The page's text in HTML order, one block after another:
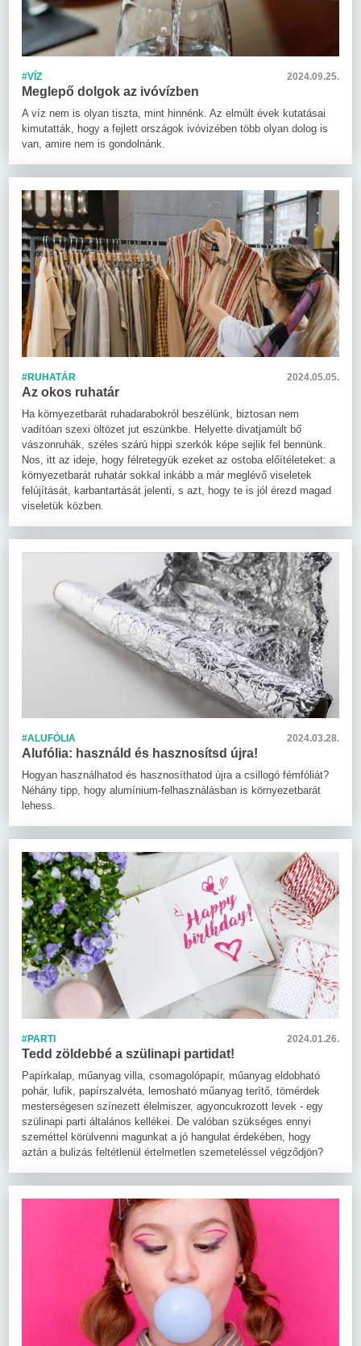
#VÍZ 2024.09.25.
Meglepő dolgok az ivóvízben
A víz nem is olyan tiszta, mint hinnénk. Az elmúlt évek kutatásai
kimutatták, hogy a fejlett országok ivóvizében több olyan dolog is
van, amire nem is gondolnánk.
#RUHATÁR 2024.05.05.
Az okos ruhatár
Ha környezetbarát ruhadarabokról beszélünk, biztosan nem
vadítóan szexi öltözet jut eszünkbe. Helyette divatjamúlt bő
vászonruhák, széles szárú hippi szerkók képe sejlik fel bennünk.
Nos, itt az ideje, hogy félretegyük ezeket az ostoba előítéleteket: a
környezetbarát ruhatár sokkal inkább a már meglévő viseletek
felújítását, karbantartását jelenti, s azt, hogy te is jól érezd magad
viseletük közben.
#ALUFÓLIA 2024.03.28.
Alufólia: használd és hasznosítsd újra!
Hogyan használhatod és hasznosíthatod újra a csillogó fémfóliát?
Néhány tipp, hogy alumínium-felhasználásban is környezetbarát
lehess.
#PARTI 2024.01.26.
Tedd zöldebbé a szülinapi partidat!
Papírkalap, műanyag villa, csomagolópapír, műanyag eldobható
pohár, lufik, papírszalvéta, lemosható műanyag terítő, tömérdek
mesterségesen színezett élelmiszer, agyoncukrozott levek - egy
szülinapi parti általános kellékei. De valóban szükséges ennyi
szeméttel körülvenni magunkat a jó hangulat érdekében, hogy
aztán a bulizás feltétlenül értelmetlen szemeteléssel végződjön?